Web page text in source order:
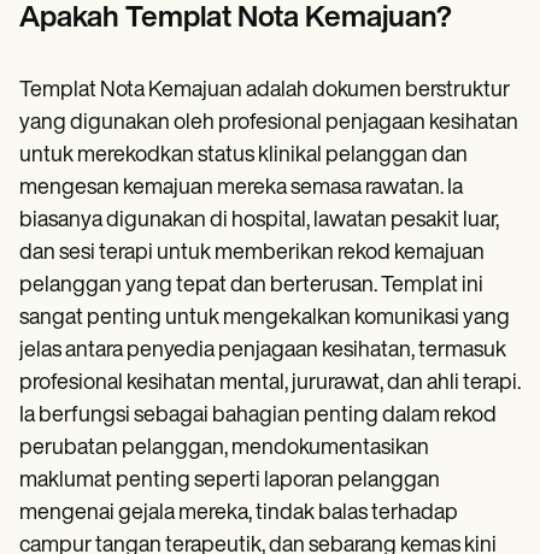
Help Center
Webinars
Switch to Carepatron
Become a Partner
Why Carepatron?
Login
Get started
Apakah Templat Nota Kemajuan?
Templat Nota Kemajuan adalah dokumen berstruktur
yang digunakan oleh profesional penjagaan kesihatan
untuk merekodkan status klinikal pelanggan dan
mengesan kemajuan mereka semasa rawatan. Ia
biasanya digunakan di hospital, lawatan pesakit luar,
dan sesi terapi untuk memberikan rekod kemajuan
pelanggan yang tepat dan berterusan. Templat ini
sangat penting untuk mengekalkan komunikasi yang
jelas antara penyedia penjagaan kesihatan, termasuk
profesional kesihatan mental, jururawat, dan ahli terapi.
Ia berfungsi sebagai bahagian penting dalam rekod
perubatan pelanggan, mendokumentasikan
maklumat penting seperti laporan pelanggan
mengenai gejala mereka, tindak balas terhadap
campur tangan terapeutik, dan sebarang kemas kini